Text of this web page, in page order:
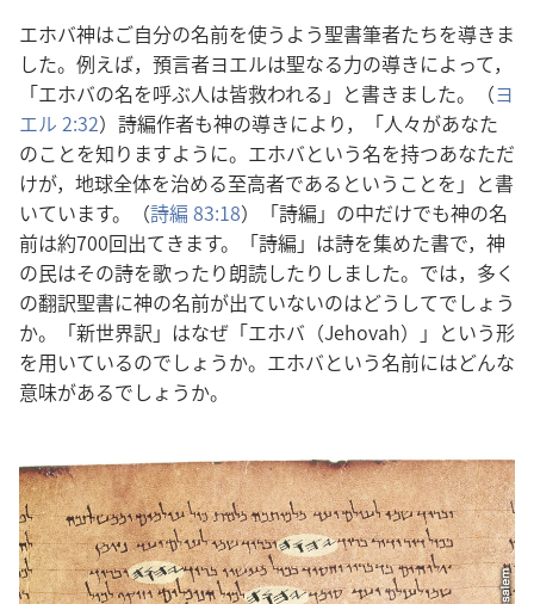
エホバ神はご自分の名前を使うよう聖書筆者たちを導きま
した。例えば，預言者ヨエルは聖なる力の導きによって，
「エホバの名を呼ぶ人は皆救われる」と書きました。（ヨ
エル 2:32）詩編作者も神の導きにより，「人々があなた
のことを知りますように。エホバという名を持つあなただ
けが，地球全体を治める至高者であるということを」と書
いています。（詩編 83:18）「詩編」の中だけでも神の名
前は約700回出てきます。「詩編」は詩を集めた書で，神
の民はその詩を歌ったり朗読したりしました。では，多く
の翻訳聖書に神の名前が出ていないのはどうしてでしょう
か。「新世界訳」はなぜ「エホバ（Jehovah）」という形
を用いているのでしょうか。エホバという名前にはどんな
意味があるでしょうか。